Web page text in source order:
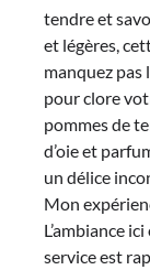
tendre et
et légères,
manquez pas
pour clore
pommes de
d’oie et
un délice
Mon
L’ambiance
service est